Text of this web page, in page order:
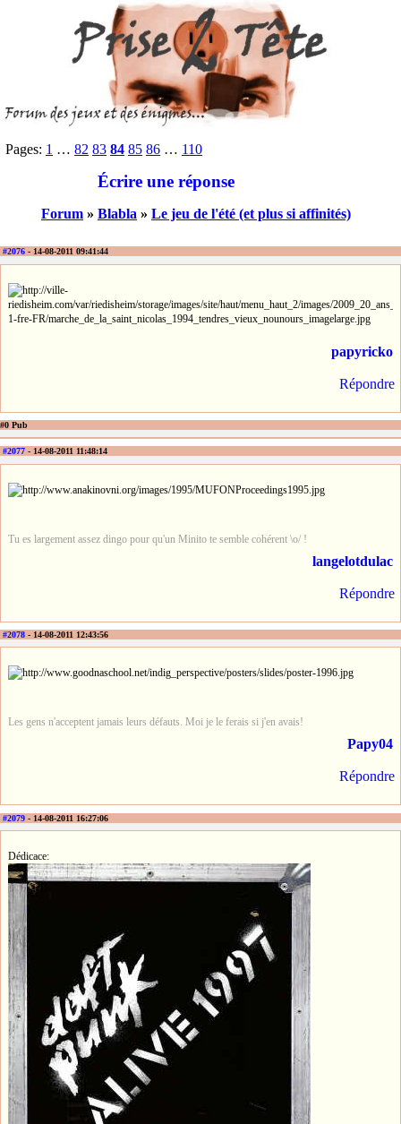
Pages: 1 … 82 83 84 85 86 … 110
Écrire une réponse
Forum » Blabla » Le jeu de l'été (et plus si affinités)
#2076 - 14-08-2011 09:41:44
papyricko
Répondre
#0 Pub
#2077 - 14-08-2011 11:48:14
Tu es largement assez dingo pour qu'un Minito te semble cohérent \o/ !
langelotdulac
Répondre
#2078 - 14-08-2011 12:43:56
Les gens n'acceptent jamais leurs défauts. Moi je le ferais si j'en avais!
Papy04
Répondre
#2079 - 14-08-2011 16:27:06
Dédicace: